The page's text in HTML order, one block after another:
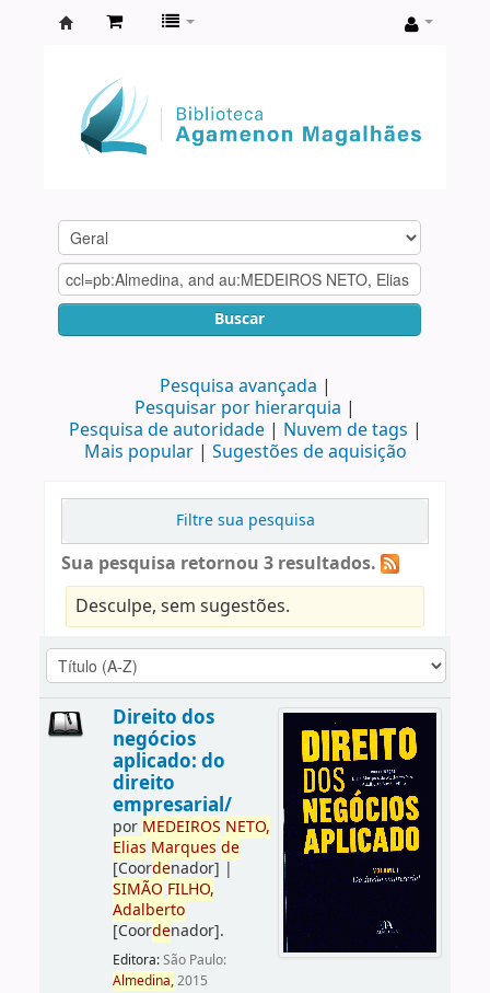
Agamenon
Magalhães
Buscar
Pesquisa avançada
Pesquisar por hierarquia
Pesquisa de autoridade
Nuvem de tags
Mais popular
Sugestões de aquisição
Filtre sua pesquisa
Sua pesquisa retornou 3 resultados.
Desculpe, sem sugestões.
Direito dos
negócios
aplicado: do
direito
empresarial/
por MEDEIROS NETO,
Elias Marques de
[Coordenador] |
SIMÃO FILHO,
Adalberto
[Coordenador].
Editora:São Paulo:
Almedina,2015